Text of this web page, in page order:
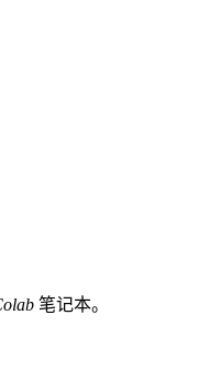
笔记本。